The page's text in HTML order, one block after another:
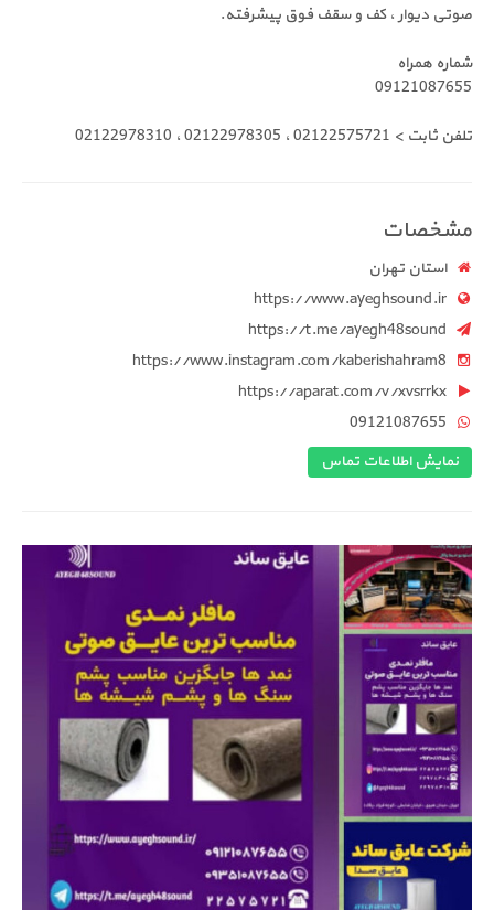
صوتی دیوار ، کف و سقف فوق پیشرفته.
شماره همراه
09121087655
تلفن ثابت > 02122575721 ، 02122978305 ، 02122978310
مشخصات
استان تهران
https://www.ayeghsound.ir
https://t.me/ayegh48sound
https://www.instagram.com/kaberishahram8
https://aparat.com/v/xvsrrkx
09121087655
نمایش اطلاعات تماس